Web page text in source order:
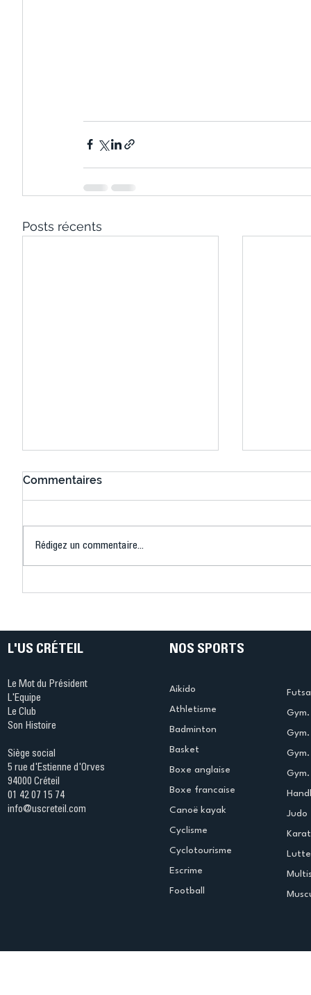
Posts récents
Ping ? Quand le tennis de
termine
Commentaires
Rédigez un commentaire...
L'US CRÉTEIL
Le Mot du Président
L'Equipe
Le Club
Son Histoire
Siège social
5 rue d'Estienne d'Orves
94000 Créteil
01 42 07 15 74
info@uscreteil.com
NOS SPORTS
Aikido
Athletisme
Badminton
Basket
Boxe anglaise
Boxe francaise
Canoë kayak
Cyclisme
Cyclotourisme
Escrime
Football
Judo
Lutte